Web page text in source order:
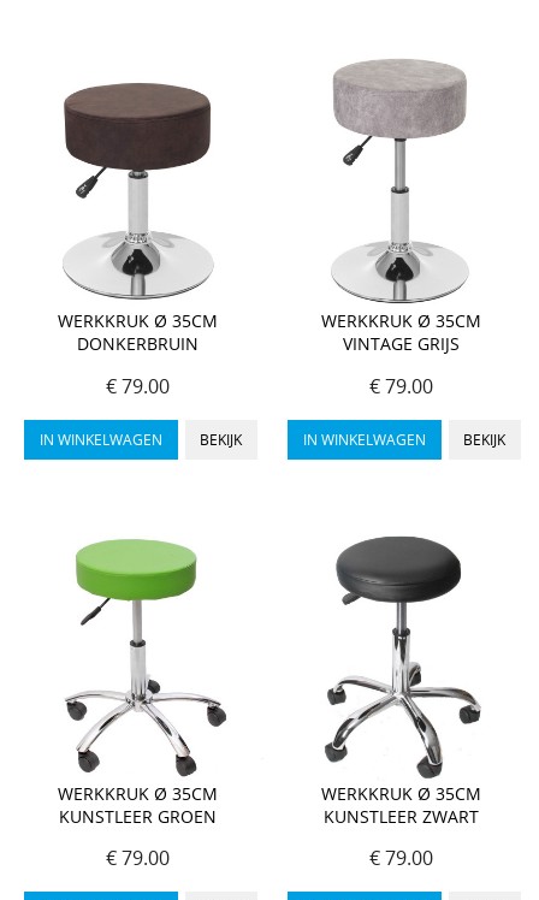
WERKKRUK Ø 35CM
DONKERBRUIN
€ 79.00
IN WINKELWAGEN BEKIJK
WERKKRUK Ø 35CM
VINTAGE GRIJS
€ 79.00
IN WINKELWAGEN BEKIJK
WERKKRUK Ø 35CM
KUNSTLEER GROEN
€ 79.00
WERKKRUK Ø 35CM
KUNSTLEER ZWART
€ 79.00